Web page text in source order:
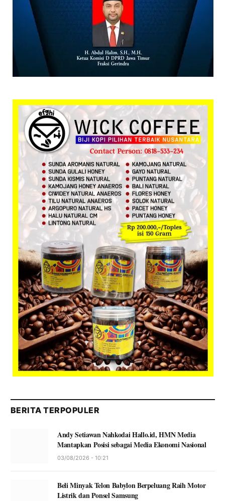
BERITA TERPOPULER
Andy Setiawan Nahkodai Hallo.id, HMN Media
Mantapkan Posisi sebagai Media Ekonomi Nasional
03/08/2026 - 10:21
Beli Minyak Telon Babylon Berpeluang Raih Motor
Listrik dan Ponsel Samsung